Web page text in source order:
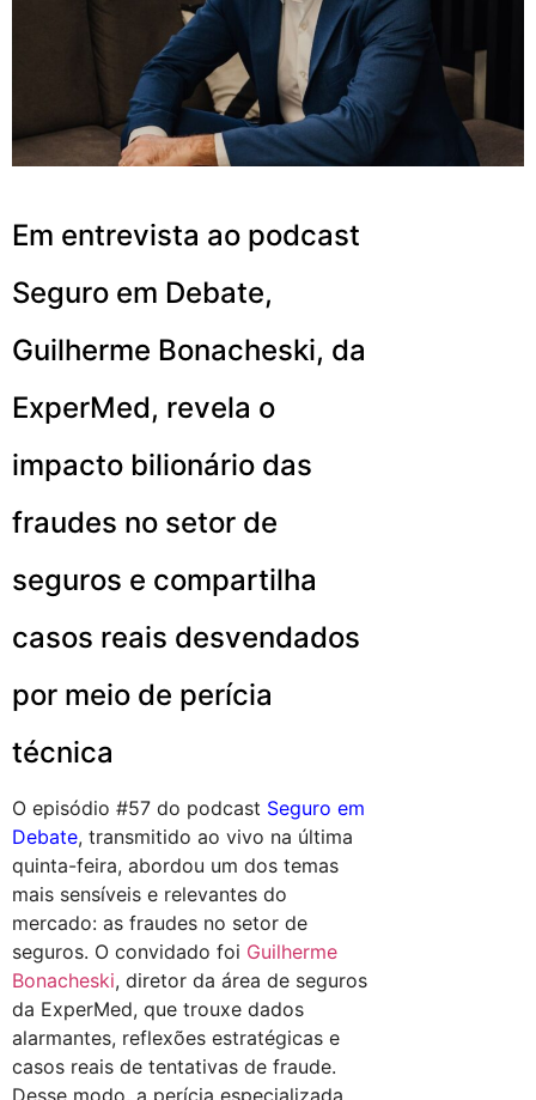
Em entrevista ao podcast
Seguro em Debate,
Guilherme Bonacheski, da
ExperMed, revela o
impacto bilionário das
fraudes no setor de
seguros e compartilha
casos reais desvendados
por meio de perícia
técnica
O episódio #57 do podcast Seguro em
Debate, transmitido ao vivo na última
quinta-feira, abordou um dos temas
mais sensíveis e relevantes do
mercado: as fraudes no setor de
seguros. O convidado foi Guilherme
Bonacheski, diretor da área de seguros
da ExperMed, que trouxe dados
alarmantes, reflexões estratégicas e
casos reais de tentativas de fraude.
Desse modo, a perícia especializada